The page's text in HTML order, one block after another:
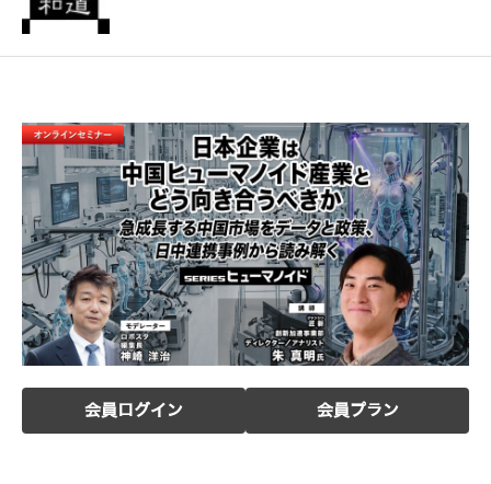
会員ログイン 会員プラン